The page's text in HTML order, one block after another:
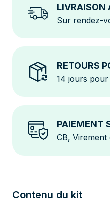
Conçu pour résister aux
difficiles, ce kit offre des
sur le long terme.
Garantie Étendue de 25
Avec une garantie de 25
micro-onduleurs, vous
investissement sûr et
fiables et performants.
LIVRAISON
Sur rendez-
RETOURS
14 jours
PAIEMENT
CB,
Contenu du kit